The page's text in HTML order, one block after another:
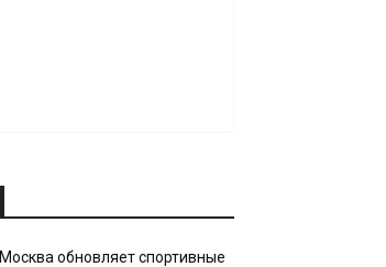
Москва обновляет спортивные